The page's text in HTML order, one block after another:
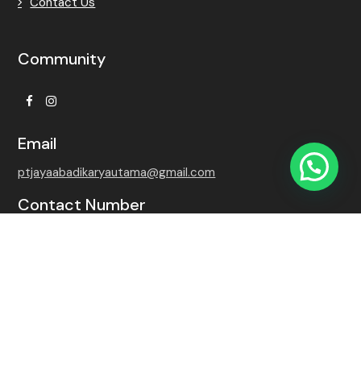
Community
FacebookInstagram
Email
ptjayaabadikaryautama@gmail.com
Contact Number